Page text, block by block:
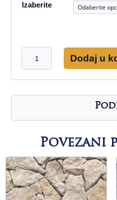
Izaberite
Face
Dodaj u
Povezani